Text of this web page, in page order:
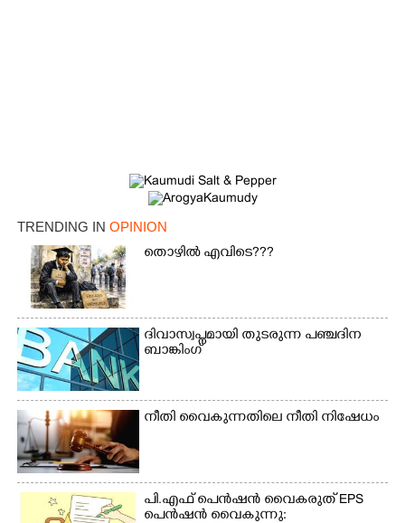
TRENDING IN OPINION
തൊഴിൽ എവിടെ???
ദിവാസ്വപ്നമായി തുടരുന്ന പഞ്ചദിന
ബാങ്കിംഗ്
നീതി വൈകുന്നതിലെ നീതി നിഷേധം
പി.എഫ് പെൻഷൻ വൈകരുത് EPS
പെൻഷൻ വൈകുന്നു: